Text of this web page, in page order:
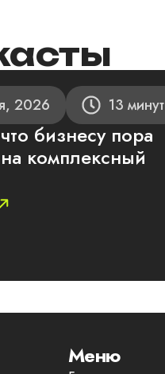
2026 13 минут
бизнесу пора
комплексный
Меню